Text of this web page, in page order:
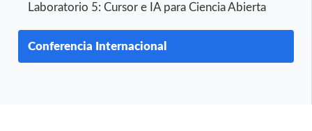
Laboratorio 5: Cursor e IA para Ciencia Abierta
Conferencia Internacional